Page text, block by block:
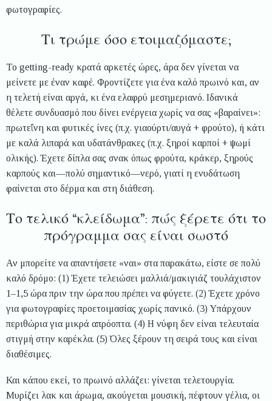
φωτογραφίες.
Τι τρώμε όσο ετοιμαζόμαστε;
Το getting-ready κρατά αρκετές ώρες, άρα δεν γίνεται να
μείνετε με έναν καφέ. Φροντίζετε για ένα καλό πρωινό και, αν
η τελετή είναι αργά, κι ένα ελαφρύ μεσημεριανό. Ιδανικά
θέλετε συνδυασμό που δίνει ενέργεια χωρίς να σας «βαραίνει»:
πρωτεΐνη και φυτικές ίνες (π.χ. γιαούρτι/αυγά + φρούτο), ή κάτι
με καλά λιπαρά και υδατάνθρακες (π.χ. ξηροί καρποί + ψωμί
ολικής). Έχετε δίπλα σας σνακ όπως φρούτα, κράκερ, ξηρούς
καρπούς και—πολύ σημαντικό—νερό, γιατί η ενυδάτωση
φαίνεται στο δέρμα και στη διάθεση.
Το τελικό “κλείδωμα”: πώς ξέρετε ότι το
πρόγραμμα σας είναι σωστό
Αν μπορείτε να απαντήσετε «ναι» στα παρακάτω, είστε σε πολύ
καλό δρόμο: (1) Έχετε τελειώσει μαλλιά/μακιγιάζ τουλάχιστον
1–1,5 ώρα πριν την ώρα που πρέπει να φύγετε. (2) Έχετε χρόνο
για φωτογραφίες προετοιμασίας χωρίς πανικό. (3) Υπάρχουν
περιθώρια για μικρά απρόοπτα. (4) Η νύφη δεν είναι τελευταία
στιγμή στην καρέκλα. (5) Όλες ξέρουν τη σειρά τους και είναι
διαθέσιμες.
Και κάπου εκεί, το πρωινό αλλάζει: γίνεται τελετουργία.
Μυρίζει λακ και άρωμα, ακούγεται μουσική, πέφτουν γέλια, οι